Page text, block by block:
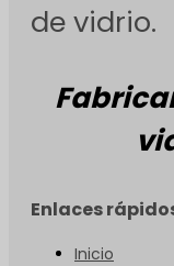
de vidrio.
Enlaces
Inicio